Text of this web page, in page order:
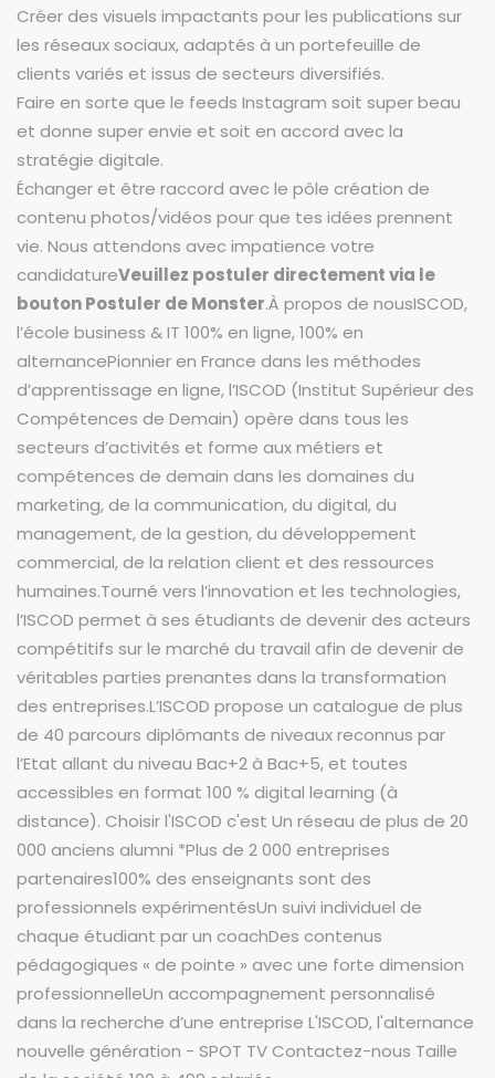
Créer des visuels impactants pour les publications sur
les réseaux sociaux, adaptés à un portefeuille de
clients variés et issus de secteurs diversifiés.
Faire en sorte que le feeds Instagram soit super beau
et donne super envie et soit en accord avec la
stratégie digitale.
Échanger et être raccord avec le pôle création de
contenu photos/vidéos pour que tes idées prennent
vie. Nous attendons avec impatience votre
candidatureVeuillez postuler directement via le
bouton Postuler de Monster.À propos de nousISCOD,
l’école business & IT 100% en ligne, 100% en
alternancePionnier en France dans les méthodes
d’apprentissage en ligne, l’ISCOD (Institut Supérieur des
Compétences de Demain) opère dans tous les
secteurs d’activités et forme aux métiers et
compétences de demain dans les domaines du
marketing, de la communication, du digital, du
management, de la gestion, du développement
commercial, de la relation client et des ressources
humaines.Tourné vers l’innovation et les technologies,
l’ISCOD permet à ses étudiants de devenir des acteurs
compétitifs sur le marché du travail afin de devenir de
véritables parties prenantes dans la transformation
des entreprises.L’ISCOD propose un catalogue de plus
de 40 parcours diplômants de niveaux reconnus par
l’Etat allant du niveau Bac+2 à Bac+5, et toutes
accessibles en format 100 % digital learning (à
distance). Choisir l'ISCOD c'est Un réseau de plus de 20
000 anciens alumni *Plus de 2 000 entreprises
partenaires100% des enseignants sont des
professionnels expérimentésUn suivi individuel de
chaque étudiant par un coachDes contenus
pédagogiques « de pointe » avec une forte dimension
professionnelleUn accompagnement personnalisé
dans la recherche d’une entreprise L'ISCOD, l'alternance
nouvelle génération - SPOT TV Contactez-nous Taille